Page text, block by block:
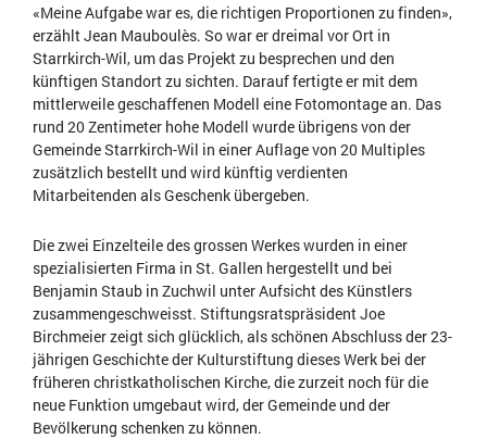
«Meine Aufgabe war es, die richtigen Proportionen zu finden»,
erzählt Jean Mauboulès. So war er dreimal vor Ort in
Starrkirch-Wil, um das Projekt zu besprechen und den
künftigen Standort zu sichten. Darauf fertigte er mit dem
mittlerweile geschaffenen Modell eine Fotomontage an. Das
rund 20 Zentimeter hohe Modell wurde übrigens von der
Gemeinde Starrkirch-Wil in einer Auflage von 20 Multiples
zusätzlich bestellt und wird künftig verdienten
Mitarbeitenden als Geschenk übergeben.
Die zwei Einzelteile des grossen Werkes wurden in einer
spezialisierten Firma in St. Gallen hergestellt und bei
Benjamin Staub in Zuchwil unter Aufsicht des Künstlers
zusammengeschweisst. Stiftungsratspräsident Joe
Birchmeier zeigt sich glücklich, als schönen Abschluss der 23-
jährigen Geschichte der Kulturstiftung dieses Werk bei der
früheren christkatholischen Kirche, die zurzeit noch für die
neue Funktion umgebaut wird, der Gemeinde und der
Bevölkerung schenken zu können.